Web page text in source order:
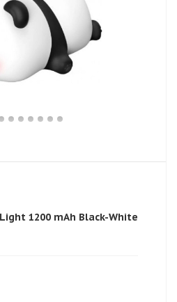
1200 mAh Black-White